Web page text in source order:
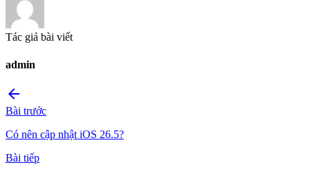
Tác giả bài viết
admin
arrow_back
Bài trước
Có nên cập nhật iOS 26.5?
Bài tiếp